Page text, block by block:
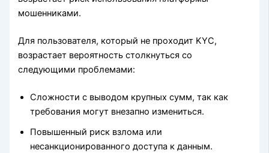
мошенниками.
Для пользователя, который не проходит KYC,
возрастает вероятность столкнуться со
следующими проблемами:
Сложности с выводом крупных сумм, так как
требования могут внезапно измениться.
Повышенный риск взлома или
несанкционированного доступа к данным.